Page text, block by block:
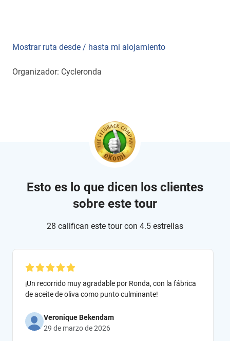
Mostrar ruta desde / hasta mi alojamiento
Organizador: Cycleronda
Esto es lo que dicen los clientes
sobre este tour
28 califican este tour con 4.5 estrellas
¡Un recorrido muy agradable por Ronda, con la fábrica
de aceite de oliva como punto culminante!
Veronique Bekendam
29 de marzo de 2026